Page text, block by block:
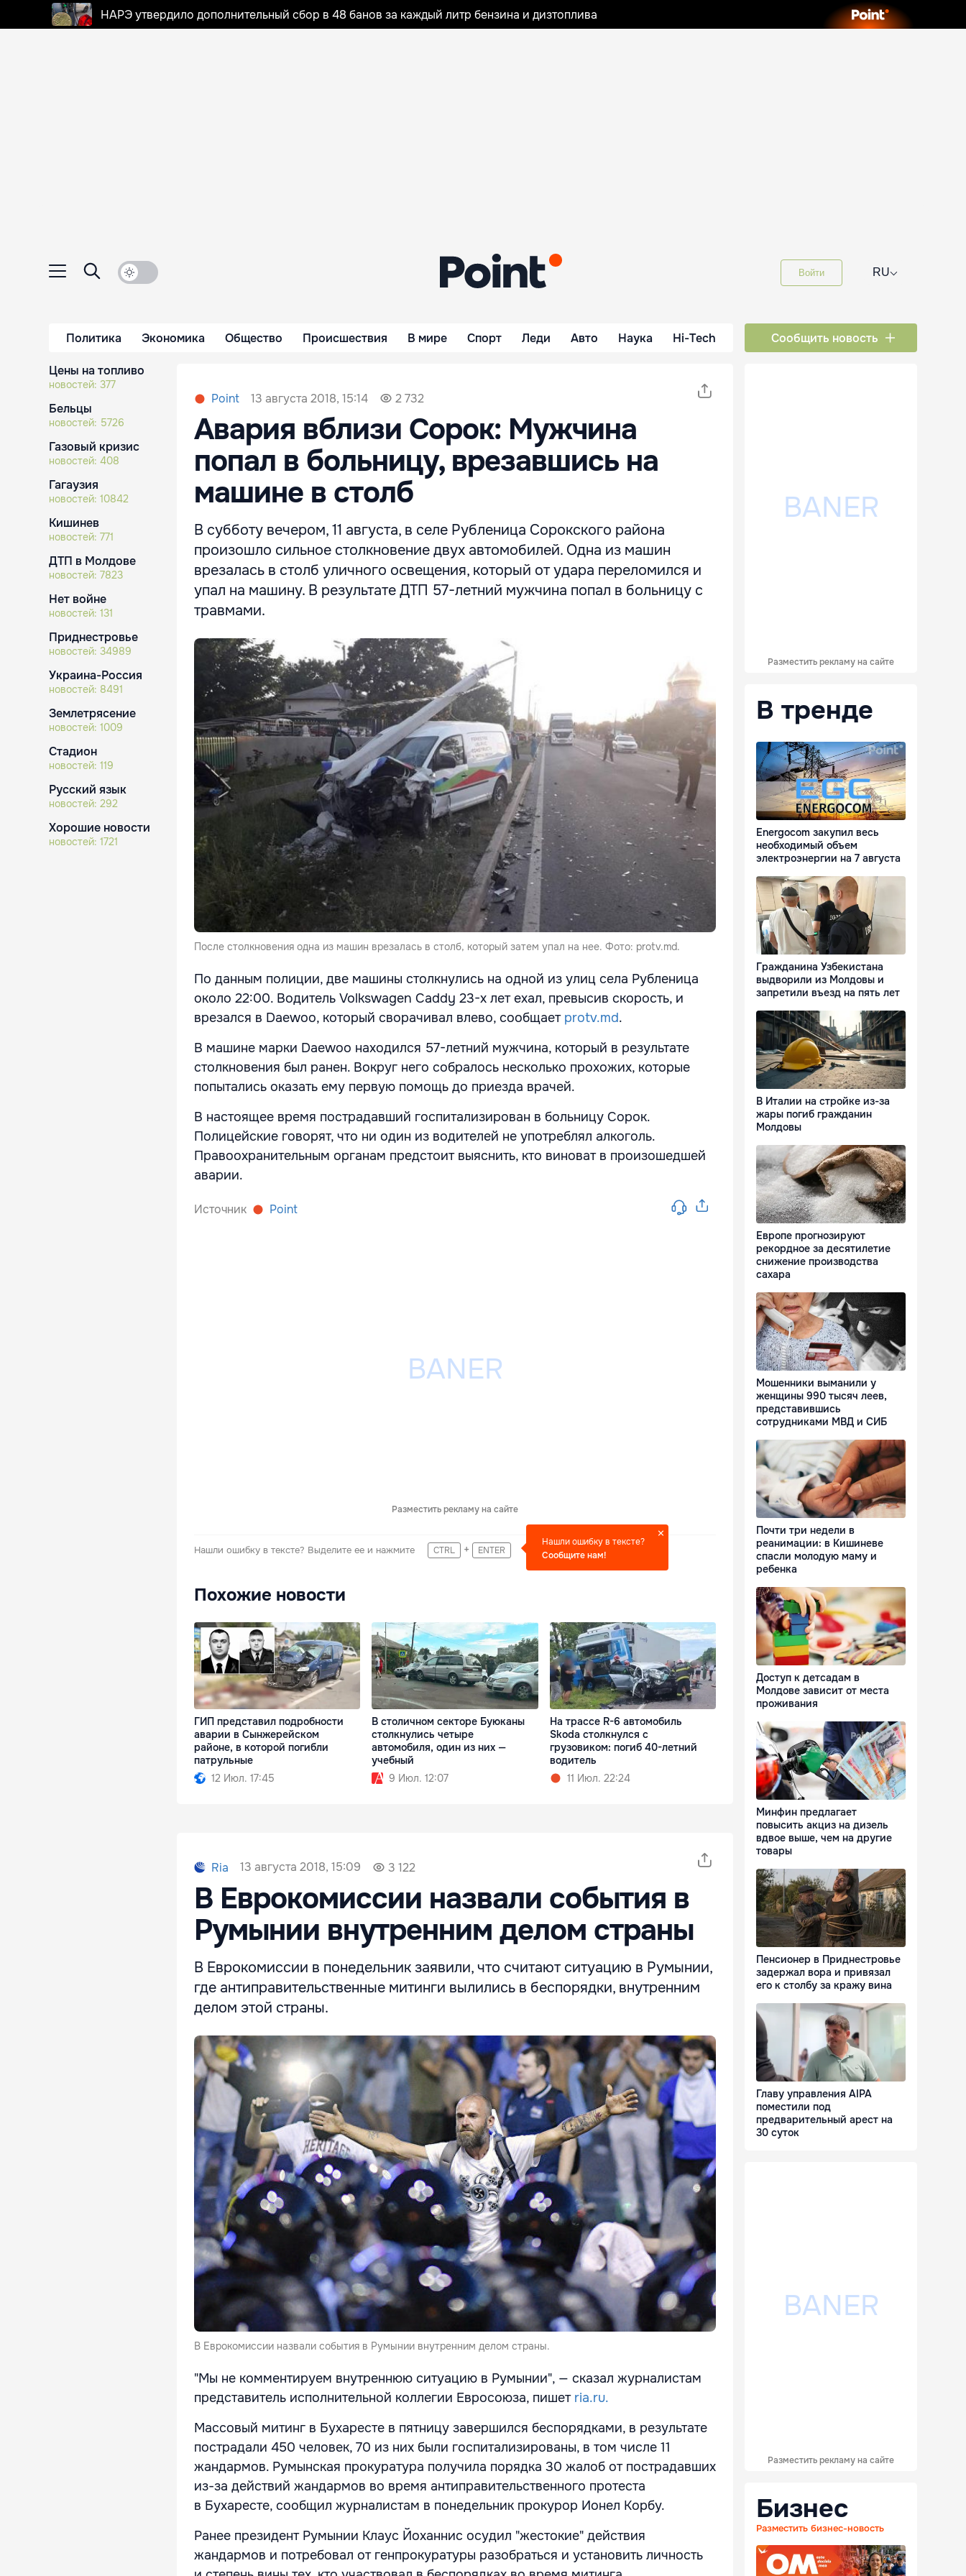
НАРЭ утвердило дополнительный сбор в 48 банов за каждый литр бензина и дизтоплива
Войти RU⌵
Политика Экономика Общество Происшествия В мире Спорт Леди Авто Наука Hi-Tech Сообщить новость
Цены на топливо
новостей: 377
Бельцы
новостей: 5726
Газовый кризис
новостей: 408
Гагаузия
новостей: 10842
Кишинев
новостей: 771
ДТП в Молдове
новостей: 7823
Нет войне
новостей: 131
Приднестровье
новостей: 34989
Украина-Россия
новостей: 8491
Землетрясение
новостей: 1009
Стадион
новостей: 119
Русский язык
новостей: 292
Хорошие новости
новостей: 1721
Point 13 августа 2018, 15:14 2 732
Авария вблизи Сорок: Мужчина
попал в больницу, врезавшись на
машине в столб
В субботу вечером, 11 августа, в селе Рубленица Сорокского района
произошло сильное столкновение двух автомобилей. Одна из машин
врезалась в столб уличного освещения, который от удара переломился и
упал на машину. В результате ДТП 57-летний мужчина попал в больницу с
травмами.
После столкновения одна из машин врезалась в столб, который затем упал на нее. Фото: protv.md.
По данным полиции, две машины столкнулись на одной из улиц села Рубленица
около 22:00. Водитель Volkswagen Caddy 23-х лет ехал, превысив скорость, и
врезался в Daewoo, который сворачивал влево, сообщает protv.md.
В машине марки Daewoo находился 57-летний мужчина, который в результате
столкновения был ранен. Вокруг него собралось несколько прохожих, которые
попытались оказать ему первую помощь до приезда врачей.
В настоящее время пострадавший госпитализирован в больницу Сорок.
Полицейские говорят, что ни один из водителей не употреблял алкоголь.
Правоохранительным органам предстоит выяснить, кто виноват в произошедшей
аварии.
Источник Point
Разместить рекламу на сайте
Нашли ошибку в тексте? Выделите ее и нажмите CTRL + ENTER
Нашли ошибку в тексте?
Сообщите нам!
Похожие новости
ГИП представил подробности
аварии в Сынжерейском
районе, в которой погибли
патрульные
12 Июл. 17:45
В столичном секторе Буюканы
столкнулись четыре
автомобиля, один из них —
учебный
9 Июл. 12:07
На трассе R-6 автомобиль
Skoda столкнулся с
грузовиком: погиб 40-летний
водитель
11 Июл. 22:24
Ria 13 августа 2018, 15:09 3 122
В Еврокомиссии назвали события в
Румынии внутренним делом страны
В Еврокомиссии в понедельник заявили, что считают ситуацию в Румынии,
где антиправительственные митинги вылились в беспорядки, внутренним
делом этой страны.
В Еврокомиссии назвали события в Румынии внутренним делом страны.
"Мы не комментируем внутреннюю ситуацию в Румынии", — сказал журналистам
представитель исполнительной коллегии Евросоюза, пишетria.ru.
Массовый митинг в Бухаресте в пятницу завершился беспорядками, в результате
пострадали 450 человек, 70 из них были госпитализированы, в том числе 11
жандармов. Румынская прокуратура получила порядка 30 жалоб от пострадавших
из-за действий жандармов во время антиправительственного протеста
в Бухаресте, сообщил журналистам в понедельник прокурор Ионел Корбу.
Ранее президент Румынии Клаус Йоханнис осудил "жестокие" действия
жандармов и потребовал от генпрокуратуры разобраться и установить личность
Разместить рекламу на сайте
В тренде
Energocom закупил весь
необходимый объем
электроэнергии на 7 августа
Гражданина Узбекистана
выдворили из Молдовы и
запретили въезд на пять лет
В Италии на стройке из-за
жары погиб гражданин
Молдовы
Европе прогнозируют
рекордное за десятилетие
снижение производства
сахара
Мошенники выманили у
женщины 990 тысяч леев,
представившись
сотрудниками МВД и СИБ
Почти три недели в
реанимации: в Кишиневе
спасли молодую маму и
ребенка
Доступ к детсадам в
Молдове зависит от места
проживания
Минфин предлагает
повысить акциз на дизель
вдвое выше, чем на другие
товары
Пенсионер в Приднестровье
задержал вора и привязал
его к столбу за кражу вина
Главу управления AIPA
поместили под
предварительный арест на
30 суток
Разместить рекламу на сайте
Бизнес
Разместить бизнес-новость